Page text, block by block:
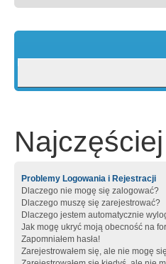
Problemy Logowania i Rejestracji
Dlaczego nie mogę się zalogować?
Dlaczego muszę się zarejestrować?
Dlaczego jestem automatycznie
Jak mogę ukryć moją obecność na
Zapomniałem hasła!
Zarejestrowałem się, ale nie mogę